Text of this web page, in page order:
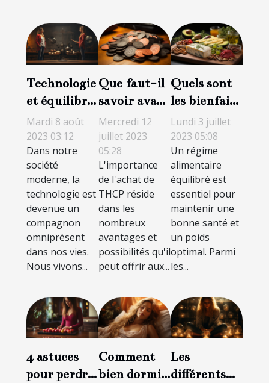
Technologie
et équilibre
quotidien :
amis ou
ennemis ?
Mardi 8 août
2023 03:12
Dans notre
société
moderne, la
technologie est
devenue un
compagnon
omniprésent
dans nos vies.
Nous vivons...
Que faut-il
savoir avant
d’acheter du
THCP ?
Mercredi 12
juillet 2023
05:28
L'importance
de l'achat de
THCP réside
dans les
nombreux
avantages et
possibilités qu'il
peut offrir aux...
Quels sont
les bienfaits
d’un régime
cétogène?
Lundi 3 juillet
2023 05:08
Un régime
alimentaire
équilibré est
essentiel pour
maintenir une
bonne santé et
un poids
optimal. Parmi
les...
4 astuces
pour perdre
Comment
bien dormir
Les
différents